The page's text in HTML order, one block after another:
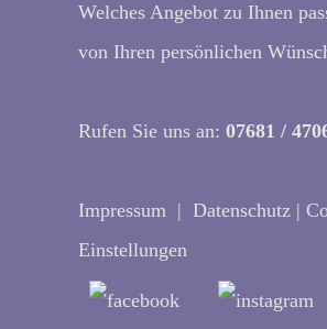
Welches Angebot zu Ihnen
von Ihren persönlichen
Rufen Sie uns an: 07681 /
Impressum| Datenschutz|
Einstellungen